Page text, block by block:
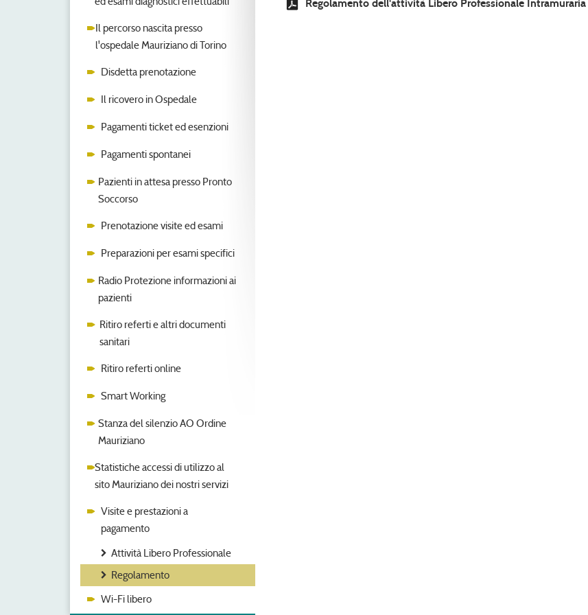
Il percorso nascita presso
l'ospedale Mauriziano di Torino
Disdetta prenotazione
Il ricovero in Ospedale
Pagamenti ticket ed esenzioni
Pagamenti spontanei
Pazienti in attesa presso Pronto
Soccorso
Prenotazione visite ed esami
Preparazioni per esami specifici
Radio Protezione informazioni ai
pazienti
Ritiro referti e altri documenti
sanitari
Ritiro referti online
Smart Working
Stanza del silenzio AO Ordine
Mauriziano
Statistiche accessi di utilizzo al
sito Mauriziano dei nostri servizi
Visite e prestazioni a
pagamento
Attività Libero Professionale
Regolamento
Wi-Fi libero
Regolamento dell'attività Libero Professionale Intramuraria